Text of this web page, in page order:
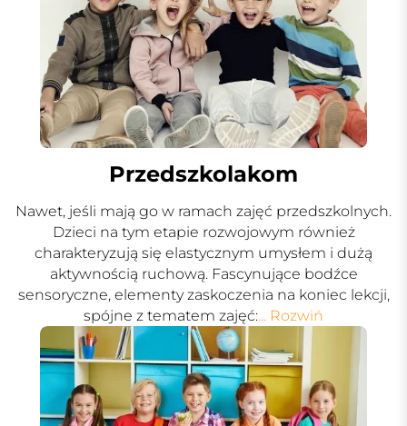
Przedszkolakom
Nawet, jeśli mają go w ramach zajęć przedszkolnych.
Dzieci na tym etapie rozwojowym również
charakteryzują się elastycznym umysłem i dużą
aktywnością ruchową. Fascynujące bodźce
sensoryczne, elementy zaskoczenia na koniec lekcji,
spójne z tematem zajęć:... Rozwiń